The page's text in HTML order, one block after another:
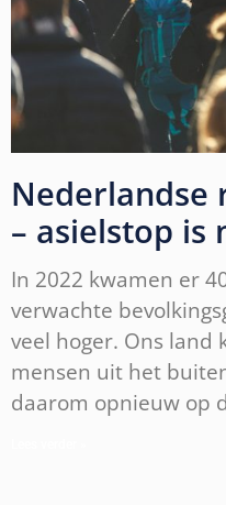
Nederlandse
– asielstop is
In 2022 kwamen er
verwachte
veel hoger. Ons land
mensen uit het
daarom opnieuw op